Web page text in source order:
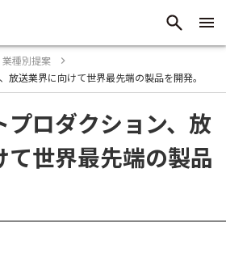
種別提案
放送業界に向けて世界最先端の製品を開発。
プロダクション、放
て世界最先端の製品